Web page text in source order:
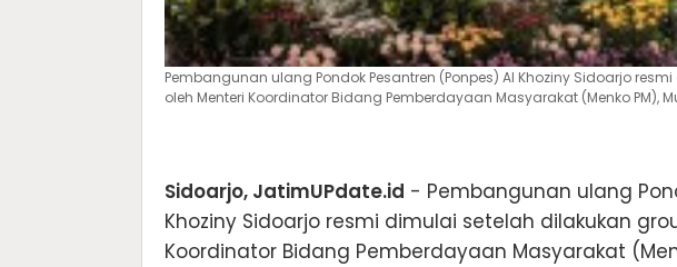
Pembangunan ulang Pondok Pesantren (Ponpes) Al Khoziny Sidoarjo
oleh Menteri Koordinator Bidang Pemberdayaan Masyarakat (Menko PM),
Sidoarjo, JatimUPdate.id - Pembangunan ulang
Khoziny Sidoarjo resmi dimulai setelah dilakukan
Koordinator Bidang Pemberdayaan Masyarakat